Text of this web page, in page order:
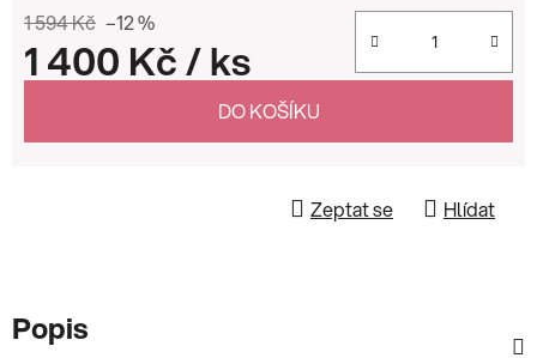
1 594 Kč –12 %
1 400 Kč/ ks
DO KOŠÍKU
Zeptat se Hlídat
Popis